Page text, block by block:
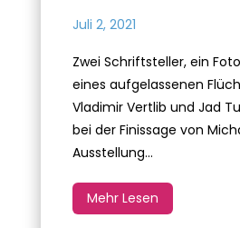
Juli 2, 2021
Zwei Schriftsteller, ein
eines aufgelassenen
Vladimir Vertlib und Jad
bei der Finissage von
Ausstellung...
Mehr Lesen